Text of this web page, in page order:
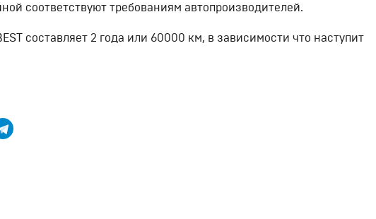
соответствуют требованиям автопроизводителей.
составляет 2 года или 60000 км, в зависимости что наступит